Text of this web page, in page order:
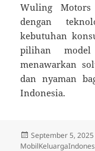
Wuling Motors
dengan
kebutuhan
pilihan
menawarkan
dan nyaman
Indonesia.
Diposkan
pada
September 5, 2025